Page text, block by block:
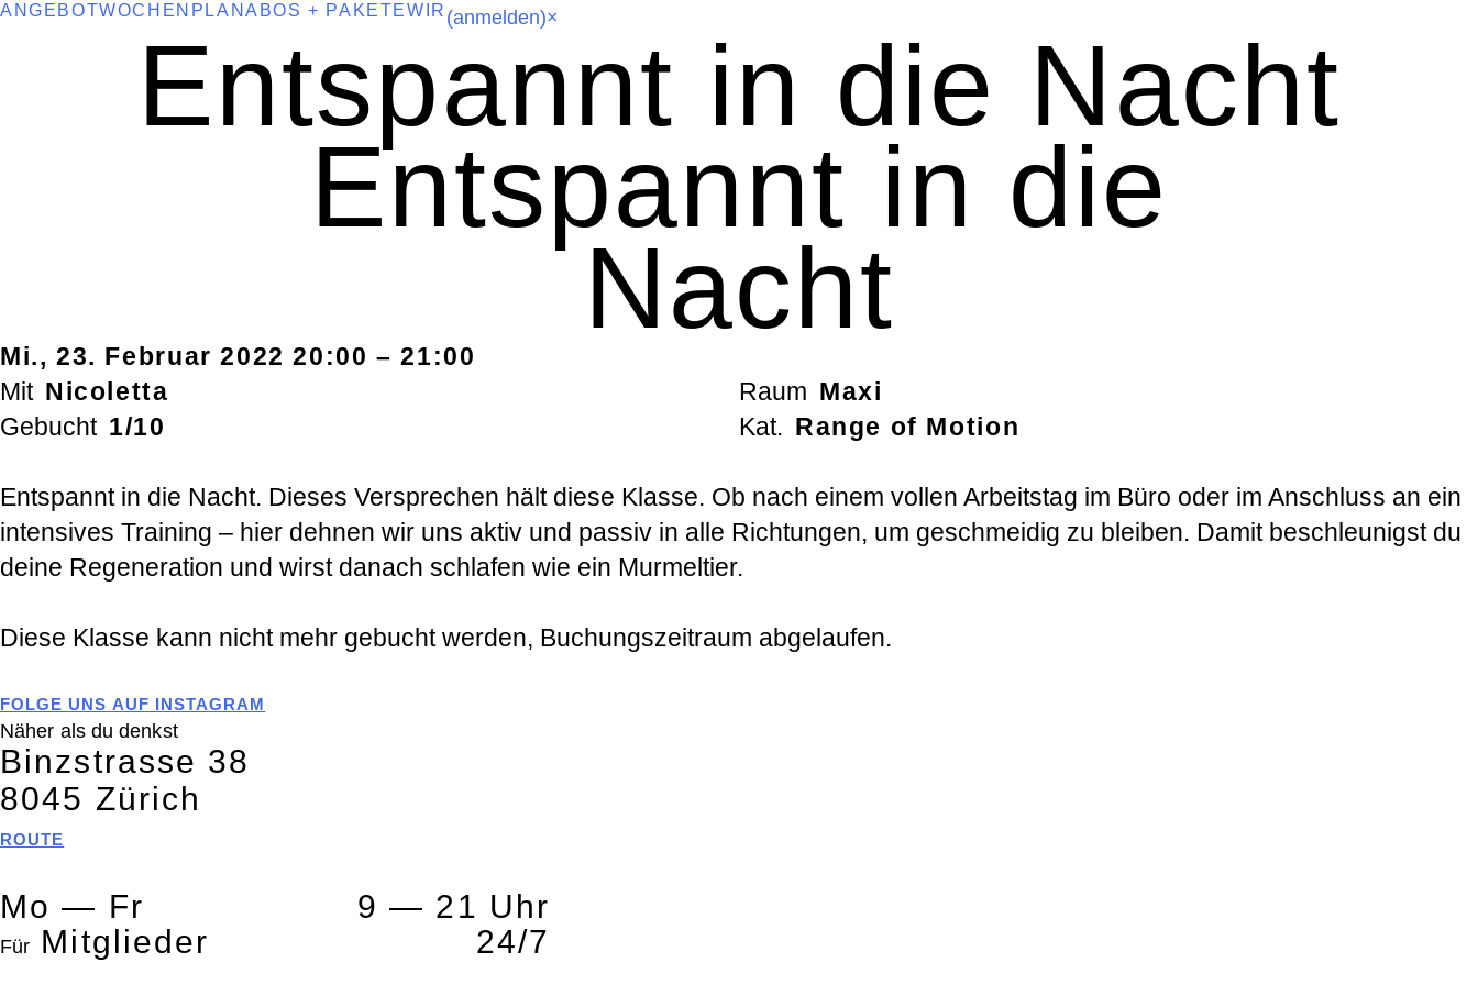
Skip
ANGEBOTWOCHENPLANABOS + PAKETEWIR (anmelden)×
Entspannt in die Nacht
Entspannt in die
Nacht
Mi., 23. Februar 2022 20:00 – 21:00
Mit Nicoletta
Gebucht 1/10
Raum Maxi
Kat. Range of Motion
Entspannt in die Nacht. Dieses Versprechen hält diese Klasse. Ob nach einem vollen Arbeitstag im Büro oder im Anschluss an ein
intensives Training – hier dehnen wir uns aktiv und passiv in alle Richtungen, um geschmeidig zu bleiben. Damit beschleunigst du
deine Regeneration und wirst danach schlafen wie ein Murmeltier.
Diese Klasse kann nicht mehr gebucht werden, Buchungszeitraum abgelaufen.
FOLGE UNS AUF INSTAGRAM
Näher als du denkst
Binzstrasse 38
8045 Zürich
ROUTE
Mo — Fr 9 — 21 Uhr
Für Mitglieder 24/7